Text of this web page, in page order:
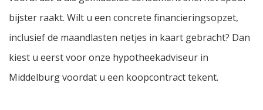
bijster raakt. Wilt u een concrete financieringsopzet,
inclusief de maandlasten netjes in kaart gebracht? Dan
kiest u eerst voor onze hypotheekadviseur in
Middelburg voordat u een koopcontract tekent.